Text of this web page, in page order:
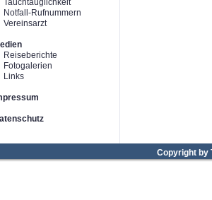
Tauchtauglichkeit
Notfall-Rufnummern
Vereinsarzt
Reiseberichte
Fotogalerien
Links
Copyright by